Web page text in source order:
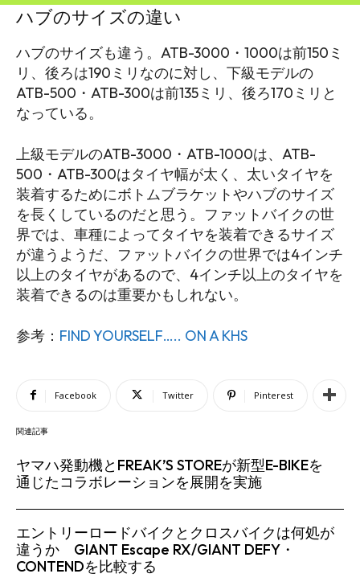
ハブのサイズの違い
ハブのサイズも違う。ATB-3000・1000は前150ミ
リ、後ろは190ミリなのに対し、下級モデルの
ATB-500・ATB-300は前135ミリ、後ろ170ミリと
なっている。
上級モデルのATB-3000・ATB-1000は、ATB-
500・ATB-300はタイヤ幅が太く、太いタイヤを
装着するためにボトムブラケットやハブのサイズ
を長くしているのだと思う。ファットバイクの世
界では、車種によってタイヤを装着できるサイズ
が違うようだ、ファットバイクの世界では4インチ
以上のタイヤがあるので、4インチ以上のタイヤを
装着できるのは重要かもしれない。
参考： FIND YOURSELF….. ON A KHS
Facebook Twitter Pinterest
関連記事
ヤマハ発動機とFREAK’S STOREが新型E-BIKEを
通じたコラボレーションを展開を実施
エントリーロードバイクとクロスバイクは何処が
違うか GIANT Escape RX/GIANT DEFY・
CONTENDを比較する